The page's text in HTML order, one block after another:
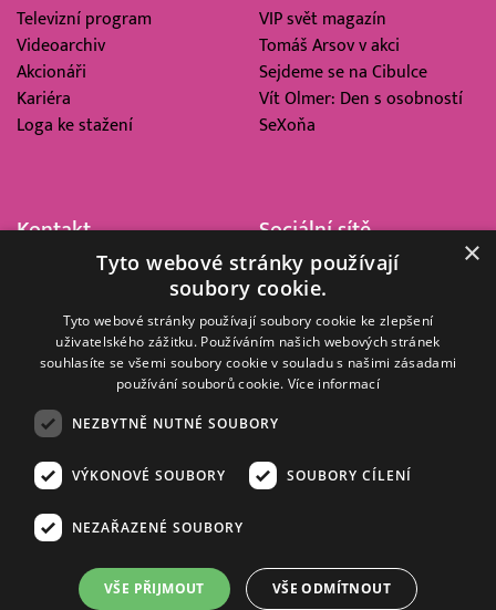
Televizní program
Videoarchiv
Akcionáři
Kariéra
Loga ke stažení
VIP svět magazín
Tomáš Arsov v akci
Sejdeme se na Cibulce
Vít Olmer: Den s osobností
SeXoňa
Kontakt
Barrandov Televizní Studio,
Kříženeckého nám. 322
152 00 Praha 5
IČ 416 93 311
Sociální sítě
© 2008–2026 EMPRESA MEDIA, a.s. Všechna práva vyhrazena.
Zásady ochrany osobních a dalších zpracovávaných údajů
Informace o měření sledovanosti videa ve video archivu
×
Tyto webové stránky používají
soubory cookie.
Tyto webové stránky používají soubory cookie ke zlepšení
uživatelského zážitku. Používáním našich webových stránek
souhlasíte se všemi soubory cookie v souladu s našimi zásadami
používání souborů cookie. Více informací
NEZBYTNĚ NUTNÉ SOUBORY
VÝKONOVÉ SOUBORY SOUBORY CÍLENÍ
NEZAŘAZENÉ SOUBORY
VŠE PŘIJMOUT VŠE ODMÍTNOUT